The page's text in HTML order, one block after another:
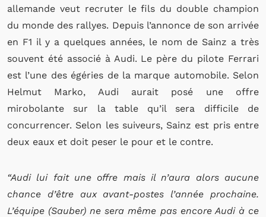
allemande veut recruter le fils du double champion
du monde des rallyes. Depuis l’annonce de son arrivée
en F1 il y a quelques années, le nom de Sainz a très
souvent été associé à Audi. Le père du pilote Ferrari
est l’une des égéries de la marque automobile. Selon
Helmut Marko, Audi aurait posé une offre
mirobolante sur la table qu’il sera difficile de
concurrencer. Selon les suiveurs, Sainz est pris entre
deux eaux et doit peser le pour et le contre.
“Audi lui fait une offre mais il n’aura alors aucune
chance d’être aux avant-postes l’année prochaine.
L’équipe (Sauber) ne sera même pas encore Audi à ce